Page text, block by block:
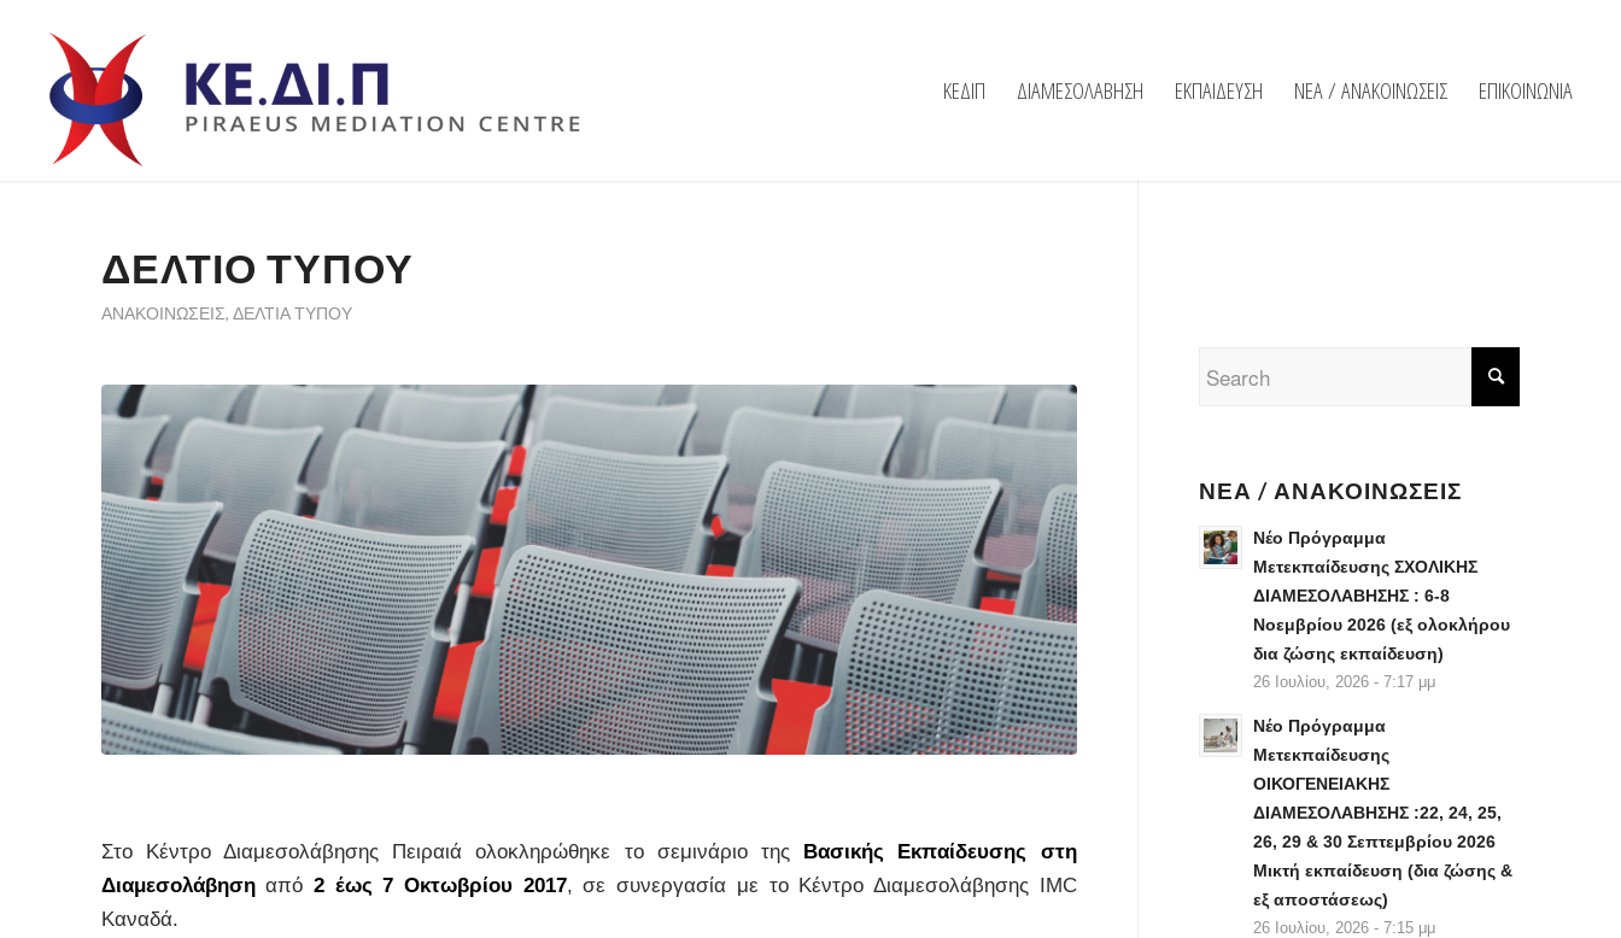
ΚΕΔΙΠ ΔΙΑΜΕΣΟΛΑΒΗΣΗ ΕΚΠΑΙΔΕΥΣΗ ΝΕΑ / ΑΝΑΚΟΙΝΩΣΕΙΣ ΕΠΙΚΟΙΝΩΝΙΑ
ΔΕΛΤΙΟ ΤΥΠΟΥ
ΑΝΑΚΟΙΝΏΣΕΙΣ, ΔΕΛΤΊΑ ΤΎΠΟΥ
Στο Κέντρο Διαμεσολάβησης Πειραιά ολοκληρώθηκε το σεμινάριο της
Βασικής Εκπαίδευσης στη
Διαμεσολάβησηαπό 2 έως 7 Οκτωβρίου 2017, σε συνεργασία με το Κέντρο Διαμεσολάβησης IMC
Καναδά.
ΝΈΑ / ΑΝΑΚΟΙΝΏΣΕΙΣ
Νέο Πρόγραμμα
Μετεκπαίδευσης ΣΧΟΛΙΚΗΣ
ΔΙΑΜΕΣΟΛΑΒΗΣΗΣ : 6-8
Νοεμβρίου 2026 (εξ ολοκλήρου
δια ζώσης εκπαίδευση)
26 Ιουλίου, 2026 - 7:17 μμ
Νέο Πρόγραμμα
Μετεκπαίδευσης
ΟΙΚΟΓΕΝΕΙΑΚΗΣ
ΔΙΑΜΕΣΟΛΑΒΗΣΗΣ :22, 24, 25,
26, 29 & 30 Σεπτεμβρίου 2026
Μικτή εκπαίδευση (δια ζώσης &
εξ αποστάσεως)
26 Ιουλίου, 2026 - 7:15 μμ